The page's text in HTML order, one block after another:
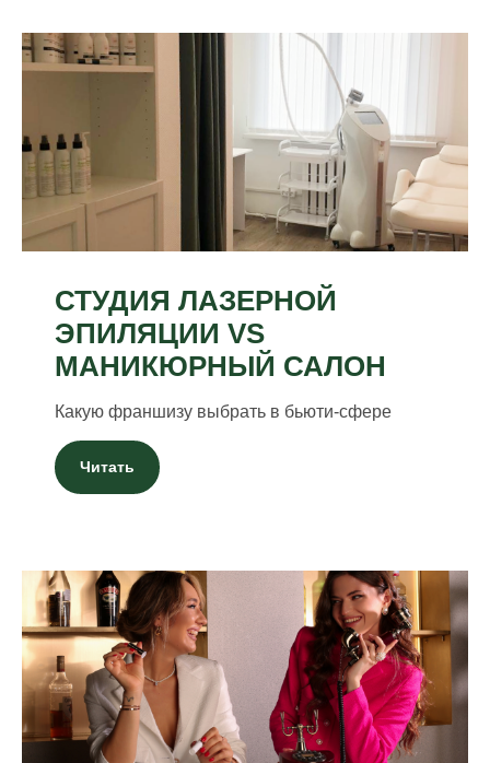
СТУДИЯ ЛАЗЕРНОЙ
ЭПИЛЯЦИИ VS
МАНИКЮРНЫЙ САЛОН
Какую франшизу выбрать в бьюти-сфере
Читать